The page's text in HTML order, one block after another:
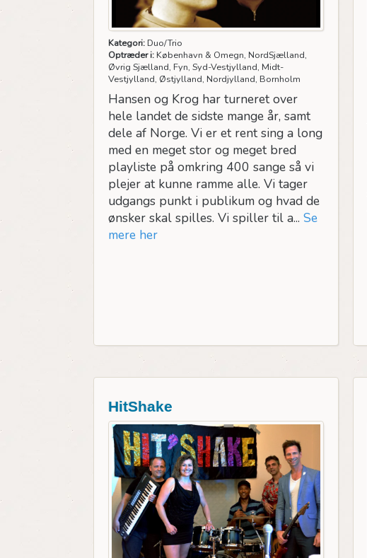
Kategori: Duo/Trio
Optræder i: København & Omegn, NordSjælland,
Øvrig Sjælland, Fyn, Syd-Vestjylland, Midt-
Vestjylland, Østjylland, Nordjylland, Bornholm
Hansen og Krog har turneret over
hele landet de sidste mange år, samt
dele af Norge. Vi er et rent sing a long
med en meget stor og meget bred
playliste på omkring 400 sange så vi
plejer at kunne ramme alle. Vi tager
udgangs punkt i publikum og hvad de
ønsker skal spilles. Vi spiller til a... Se
mere her
HitShake